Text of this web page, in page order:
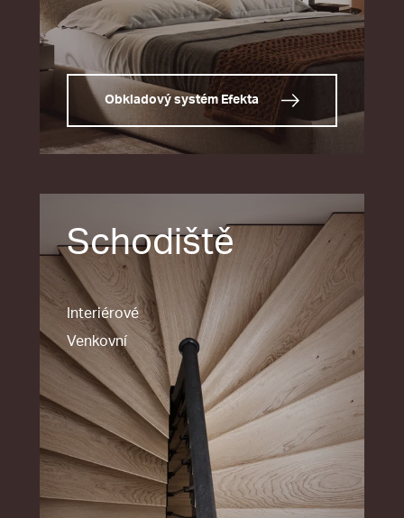
Obkladový systém Efekta
Schodiště
Interiérové
Venkovní